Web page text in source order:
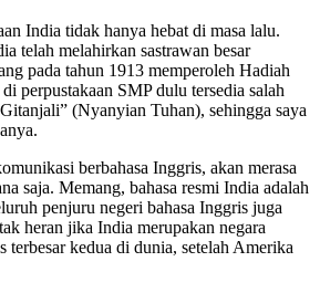
India tidak hanya hebat di masa lalu.
telah melahirkan sastrawan besar
pada tahun 1913 memperoleh Hadiah
perpustakaan SMP dulu tersedia salah
(Nyanyian Tuhan), sehingga saya
berbahasa Inggris, akan merasa
saja. Memang, bahasa resmi India adalah
penjuru negeri bahasa Inggris juga
heran jika India merupakan negara
terbesar kedua di dunia, setelah Amerika